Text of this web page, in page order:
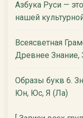
Азбука Руси —
нашей
Всеясветная
Древнее Знание,
Образы букв 6.
Юн, Юс, Я (Ла)